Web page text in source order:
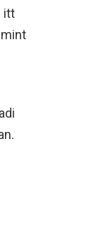
itt